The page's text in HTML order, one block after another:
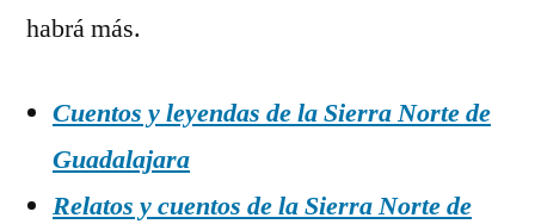
habrá más.
Cuentos y leyendas de la Sierra Norte de
Guadalajara
Relatos y cuentos de la Sierra Norte de